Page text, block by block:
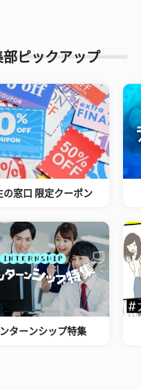
部ピックアップ
の窓口 限定クーポン
ターンシップ特集